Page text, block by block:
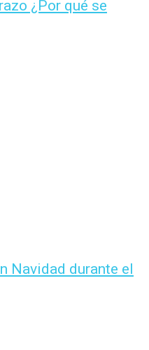
¿Por qué se
Navidad durante el